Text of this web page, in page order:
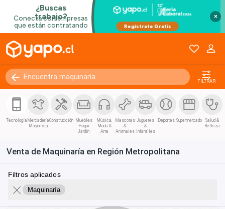
×
FILTRAR
Tecnología Mercadería
Mayorista
Construcción Muebles
Hogar
Jardín
Música,
Moda &
Arte
Mascotas
&
Animales
Juguetes
&
Infantiles
Deportes Supermercado
Salud &
Belleza
Venta de Maquinaría en Región Metropolitana
Filtros aplicados
Maquinaría